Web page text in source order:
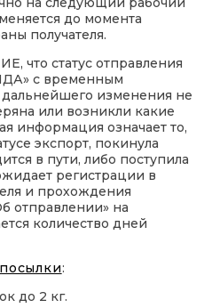
до момента
получателя.
статус отправления
с временным
изменения не
или возникли какие
информация означает то,
экспорт, покинула
в пути, либо поступила
регистрации в
и прохождения
отправлении» на
количество дней
посылки:
до 2 кг.